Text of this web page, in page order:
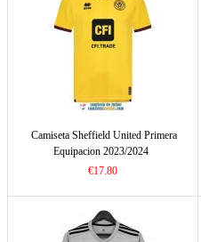
Camiseta Sheffield United Primera
Equipacion 2023/2024
€17.80